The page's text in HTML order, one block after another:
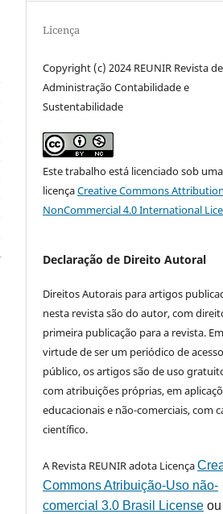
Licença
Copyright (c) 2024 REUNIR Revista de
Administração Contabilidade e
Sustentabilidade
Este trabalho está licenciado sob uma
licençaCreative Commons
NonCommercial 4.0 International
Declaração de Direito Autoral
Direitos Autorais para artigos
nesta revista são do autor, com
primeira publicação para a revista. Em
virtude de ser um periódico de acesso
público, os artigos são de uso
com atribuições próprias, em
educacionais e não-comerciais, com
científico.
A Revista REUNIR adota Licença
Commons Atribuição-Uso não-
comercial 3.0 Brasil License